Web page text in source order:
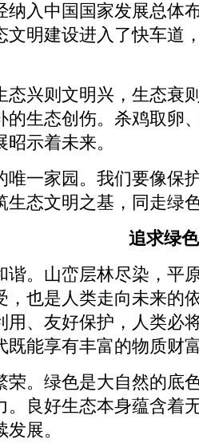
纳入中国国家发展总体
文明建设进入了快车道
态兴则文明兴，生态衰
的生态创伤。杀鸡取卵
示着未来。
唯一家园。我们要像保
态文明之基，同走绿
追求绿
谐。山峦层林尽染，平
，也是人类走向未来的
用、友好保护，人类必
能享有丰富的物质财
荣。绿色是大自然的底
。良好生态本身蕴含着
展。